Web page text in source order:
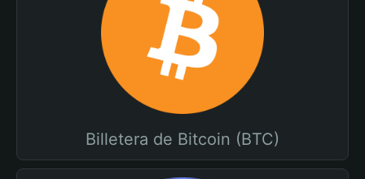
Billetera de Bitcoin (BTC)